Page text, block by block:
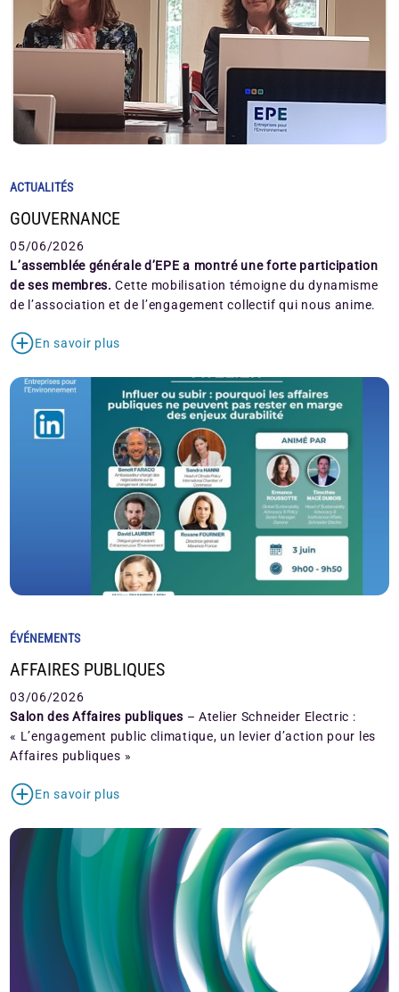
ACTUALITÉS
GOUVERNANCE
05/06/2026
L’assemblée générale d’EPE a montré une forte participation
de ses membres.Cette mobilisation témoigne du dynamisme
de l’association et de l’engagement collectif qui nous anime.
En savoir plus
ÉVÉNEMENTS
AFFAIRES PUBLIQUES
03/06/2026
Salon des Affaires publiques – Atelier Schneider Electric :
« L’engagement public climatique, un levier d’action pour les
Affaires publiques »
En savoir plus